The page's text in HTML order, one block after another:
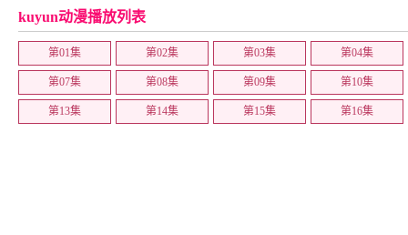
kuyun动漫播放列表
第01集 第02集 第03集 第04集
第07集 第08集 第09集 第10集
第13集 第14集 第15集 第16集